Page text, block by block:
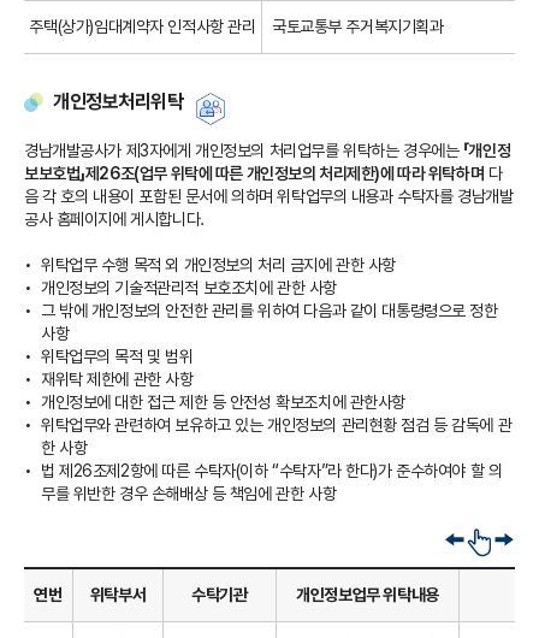
주택(상가)임대계약자 인적사항 관리 국토교통부 주거복지기획과
개인정보처리위탁
경남개발공사가 제3자에게 개인정보의 처리업무를 위탁하는 경우에는 「개인정
보보호법」제26조(업무 위탁에 따른 개인정보의 처리제한)에 따라 위탁하며 다
음 각 호의 내용이 포함된 문서에 의하며 위탁업무의 내용과 수탁자를 경남개발
공사 홈페이지에 게시합니다.
위탁업무 수행 목적 외 개인정보의 처리 금지에 관한 사항
개인정보의 기술적관리적 보호조치에 관한 사항
그 밖에 개인정보의 안전한 관리를 위하여 다음과 같이 대통령령으로 정한
사항
위탁업무의 목적 및 범위
재위탁 제한에 관한 사항
개인정보에 대한 접근 제한 등 안전성 확보조치에 관한사항
위탁업무와 관련하여 보유하고 있는 개인정보의 관리현황 점검 등 감독에 관
한 사항
법 제26조제2항에 따른 수탁자(이하 “수탁자”라 한다)가 준수하여야 할 의
무를 위반한 경우 손해배상 등 책임에 관한 사항
크
연번 위탁부서 수탁기관 개인정보업무 위탁내용